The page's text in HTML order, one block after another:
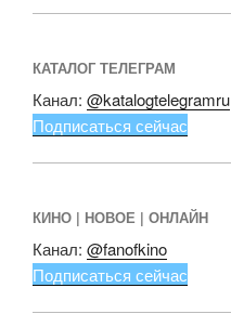
КАТАЛОГ ТЕЛЕГРАМ
Канал: @katalogtelegramru
Подписаться сейчас
КИНО | НОВОЕ | ОНЛАЙН
Канал: @fanofkino
Подписаться сейчас